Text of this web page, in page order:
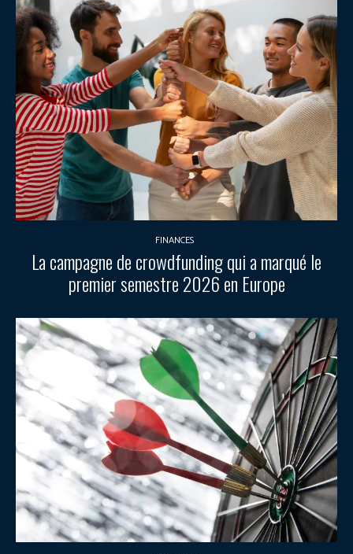
FINANCES
La campagne de crowdfunding qui a marqué le
premier semestre 2026 en Europe